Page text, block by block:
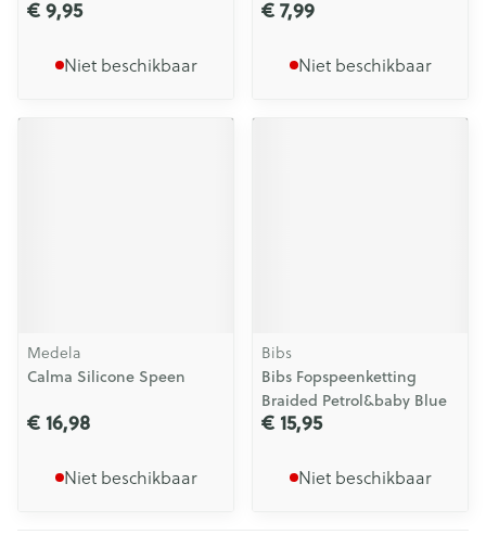
€ 9,95
Niet beschikbaar
€ 7,99
Niet beschikbaar
Medela
Calma Silicone Speen
€ 16,98
Niet beschikbaar
Bibs
Bibs Fopspeenketting
Braided Petrol&baby Blue
€ 15,95
Niet beschikbaar